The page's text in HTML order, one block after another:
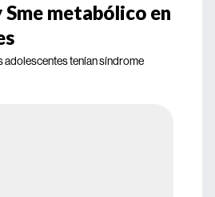
metabólico en
adolescentes tenían síndrome